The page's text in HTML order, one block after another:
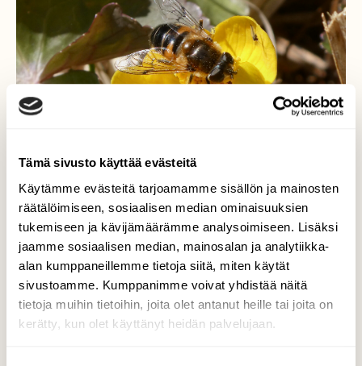
Tämä sivusto käyttää evästeitä
Käytämme evästeitä tarjoamamme sisällön ja mainosten
räätälöimiseen, sosiaalisen median ominaisuuksien
tukemiseen ja kävijämäärämme analysoimiseen. Lisäksi
jaamme sosiaalisen median, mainosalan ja analytiikka-
alan kumppaneillemme tietoja siitä, miten käytät
sivustoamme. Kumppanimme voivat yhdistää näitä
tietoja muihin tietoihin, joita olet antanut heille tai joita on
kerätty, kun olet käyttänyt heidän palvelujaan.
Kukkakärpänen
Pistesurri rentukan kukinnolla.
Valokuvaaja: Liisa Niiva-Korpela, Taipalsaari
16.5.2025